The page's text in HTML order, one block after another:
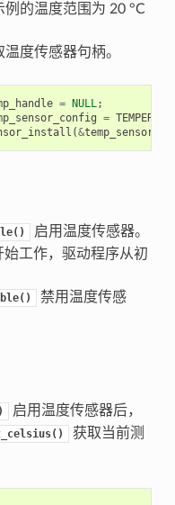
的温度范围为 20 °C
度传感器句柄。
= NULL;
=
(&
启用温度传感器。
工作，驱动程序从初
禁用温度传感
启用温度传感器后，
获取当前测